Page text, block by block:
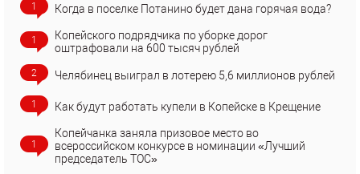
1 Когда в поселке Потанино будет дана горячая вода?
1
Копейского подрядчика по уборке дорог
оштрафовали на 600 тысяч рублей
2 Челябинец выиграл в лотерею 5,6 миллионов рублей
1 Как будут работать купели в Копейске в Крещение
1
Копейчанка заняла призовое место во
всероссийском конкурсе в номинации «Лучший
председатель ТОС»